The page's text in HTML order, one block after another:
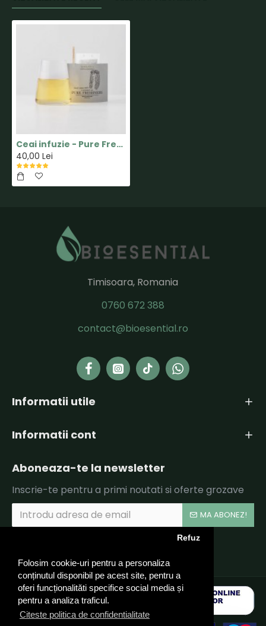
Folosim cookie-uri pentru a personaliza
conținutul disponibil pe acest site, pentru a
oferi funcționalităti specifice social media și
pentru a analiza traficul.
Citeste politica de confidentialitate
Refuz
Ceai infuzie - Pure Freshness - 10 pliculete - Anassa
40,00 Lei
Timisoara, Romania
0760 672 388
contact@bioesential.ro
Informatii utile
Informatii cont
Aboneaza-te la newsletter
Inscrie-te pentru a primi noutati si oferte grozave
MA ABONEZ!